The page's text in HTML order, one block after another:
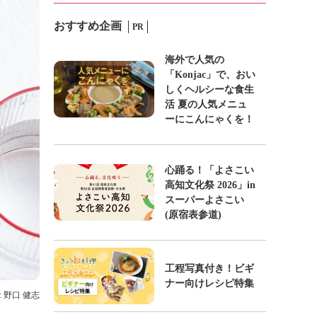
野口 健志
おすすめ企画 PR
海外で人気の
「Konjac」で、おい
しくヘルシーな食生
活 夏の人気メニュ
ーにこんにゃくを！
心踊る！「よさこい
高知文化祭 2026」in
スーパーよさこい
(原宿表参道)
工程写真付き！ビギ
ナー向けレシピ特集